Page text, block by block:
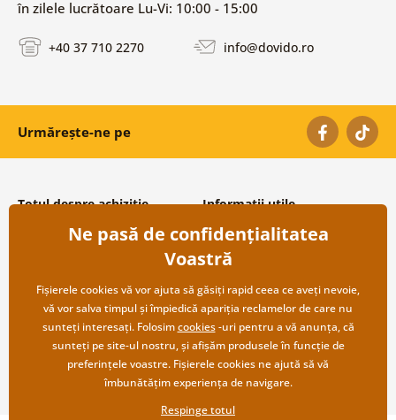
în zilele lucrătoare Lu-Vi: 10:00 - 15:00
+40 37 710 2270 info@dovido.ro
Urmărește-ne pe
Totul despre achiziție
Condiții și termeni generali
Protecția datelor personale
Transport și modalități de plată
Returnare
Informații utile
Despre noi
Întrebări frecvente
Contacte
Cooperare angro
Ne pasă de confidențialitatea
Voastră
Fișierele cookies vă vor ajuta să găsiți rapid ceea ce aveți nevoie,
vă vor salva timpul și împiedică apariția reclamelor de care nu
sunteți interesați. Folosimcookies-uri pentru a vă anunța, că
sunteți pe site-ul nostru, și afișăm produsele în funcție de
preferințele voastre. Fișierele cookies ne ajută să vă
îmbunătățim experiența de navigare.
Respinge totul